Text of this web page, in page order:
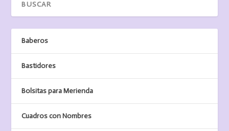
Baberos
Bastidores
Bolsitas para Merienda
Cuadros con Nombres